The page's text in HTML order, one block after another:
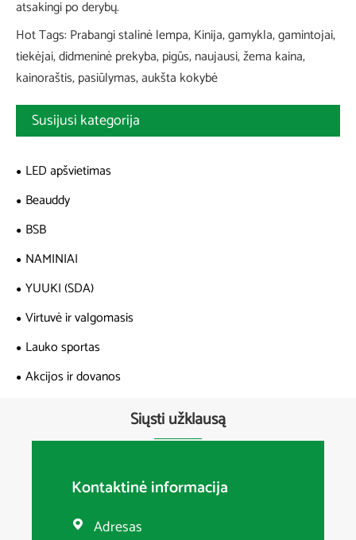
atsakingi po derybų.
Hot Tags: Prabangi stalinė lempa, Kinija, gamykla, gamintojai,
tiekėjai, didmeninė prekyba, pigūs, naujausi, žema kaina,
kainoraštis, pasiūlymas, aukšta kokybė
Susijusi kategorija
LED apšvietimas
Beauddy
BSB
NAMINIAI
YUUKI (SDA)
Virtuvė ir valgomasis
Lauko sportas
Akcijos ir dovanos
Siųsti užklausą
Kontaktinė informacija
 Adresas